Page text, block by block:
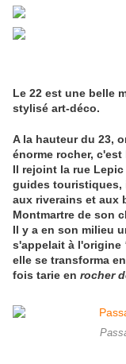
Le 22 est une belle
stylisé art-déco.
A la hauteur du 23,
énorme rocher, c'est
Il rejoint la rue
guides touristiques,
aux riverains et aux
Montmartre de son
Il y a en son milieu
s'appelait à l'origine
elle se transforma en
fois tarie en rocher